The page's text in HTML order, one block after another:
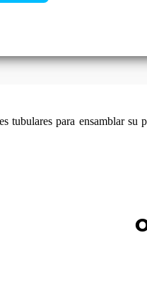
tubulares para ensamblar